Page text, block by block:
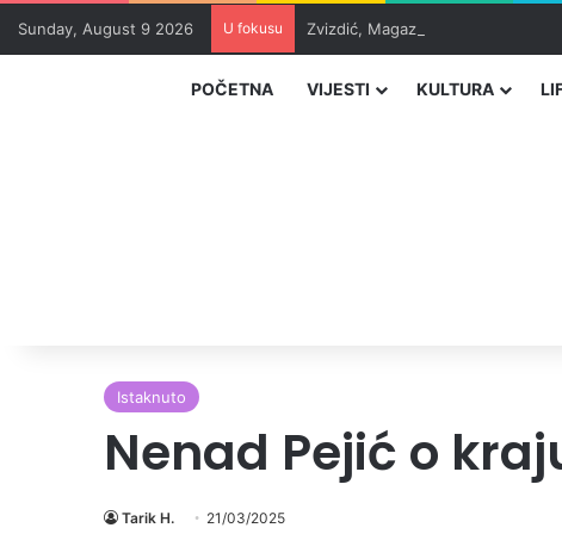
Sunday, August 9 2026 U fokusu Zvizdić, Magazinović i Kojović
POČETNA VIJESTI KULTURA
Istaknuto
Nenad Pejić o
Tarik H. 21/03/2025